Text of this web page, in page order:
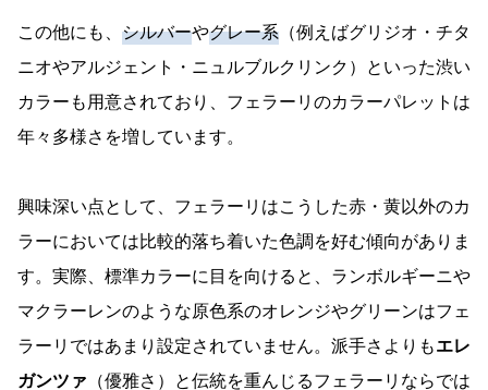
この他にも、 シルバーやグレー系 （例えばグリジオ・チタ
ニオやアルジェント・ニュルブルクリンク）といった渋い
カラーも用意されており、フェラーリのカラーパレットは
年々多様さを増しています。
興味深い点として、フェラーリはこうした赤・黄以外のカ
ラーにおいては比較的落ち着いた色調を好む傾向がありま
す。実際、標準カラーに目を向けると、ランボルギーニや
マクラーレンのような原色系のオレンジやグリーンはフェ
ラーリではあまり設定されていません。派手さよりもエレ
ガンツァ （優雅さ）と伝統を重んじるフェラーリならでは